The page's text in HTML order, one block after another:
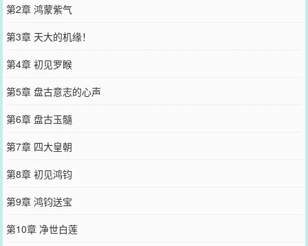
第2章 鸿蒙紫气
第3章 天大的机缘！
第4章 初见罗睺
第5章 盘古意志的心声
第6章 盘古玉髓
第7章 四大皇朝
第8章 初见鸿钧
第9章 鸿钧送宝
第10章 净世白莲